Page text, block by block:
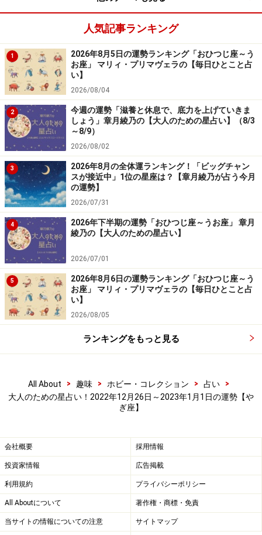
人気記事ランキング
1
2026年8月5日の運勢ランキング「おひつじ座～う
お座」 マリィ・プリマヴェラの【毎日ひとこと占
い】
2026/08/04
2
今週の運勢「滋養と休息で、底力を上げていきま
しょう」章月綾乃の【大人のための星占い】（8/3
～8/9）
2026/08/02
3
2026年8月の全体運ランキング！「ビッグチャン
スが接近中」1位の星座は？【章月綾乃が占う今月
の運勢】
2026/07/31
4
2026年下半期の運勢「おひつじ座～うお座」 章月
綾乃の【大人のための星占い】
2026/07/01
5
2026年8月6日の運勢ランキング「おひつじ座～う
お座」 マリィ・プリマヴェラの【毎日ひとこと占
い】
2026/08/05
ランキングをもっと見る
All About > 趣味 > ホビー・コレクション > 占い
>
大人のための星占い！2022年12月26日～2023年1月1日の運勢【や
ぎ座】
会社概要 採用情報
投資家情報 広告掲載
利用規約 プライバシーポリシー
All Aboutについて 著作権・商標・免責
当サイトの情報についての注意 サイトマップ